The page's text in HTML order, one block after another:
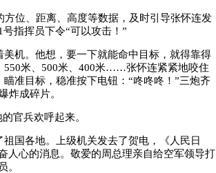
位、距离、高度等数据，及时引导张怀连发
号指挥员下令“可以攻击！”
机。他想，要一下就能命中目标，就得靠得
550米、 500米、 400米……张怀连紧紧地咬住
准目标，稳准按下电钮：“咚咚咚！”三炮齐
炸成碎片。
官兵欢呼起来。
国各地。上级机关发去了贺电，《人民日
人心的消息。敬爱的周总理亲自给空军领导打
。